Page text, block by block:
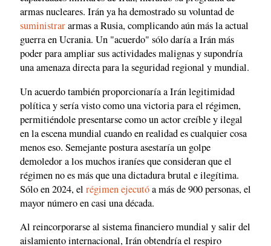
armas nucleares. Irán ya ha demostrado su voluntad de
suministrararmas a Rusia, complicando aún más la actual
guerra en Ucrania. Un "acuerdo" sólo daría a Irán más
poder para ampliar sus actividades malignas y supondría
una amenaza directa para la seguridad regional y mundial.
Un acuerdo también proporcionaría a Irán legitimidad
política y sería visto como una victoria para el régimen,
permitiéndole presentarse como un actor creíble y ilegal
en la escena mundial cuando en realidad es cualquier cosa
menos eso. Semejante postura asestaría un golpe
demoledor a los muchos iraníes que consideran que el
régimen no es más que una dictadura brutal e ilegítima.
Sólo en 2024, el régimen ejecutóa más de 900 personas, el
mayor número en casi una década.
Al reincorporarse al sistema financiero mundial y salir del
aislamiento internacional, Irán obtendría el respiro